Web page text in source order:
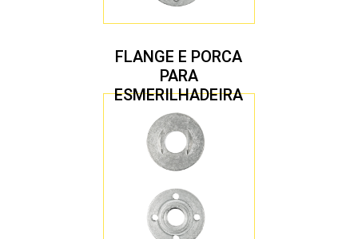
FLANGE E PORCA
PARA
ESMERILHADEIRA
4.1/2″ 22,23 MM